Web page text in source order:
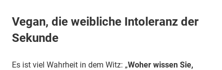
Vegan, die weibliche Intoleranz der
Sekunde
Es ist viel Wahrheit in dem Witz: „Woher wissen Sie,